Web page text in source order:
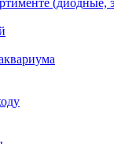
(диодные,